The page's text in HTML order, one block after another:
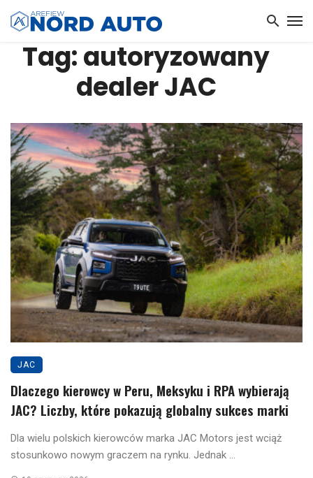
Tag: autoryzowany
dealer JAC
JAC
Dlaczego kierowcy w Peru, Meksyku i RPA wybierają
JAC? Liczby, które pokazują globalny sukces marki
Dla wielu polskich kierowców marka JAC Motors jest wciąż
stosunkowo nowym graczem na rynku. Jednak ...